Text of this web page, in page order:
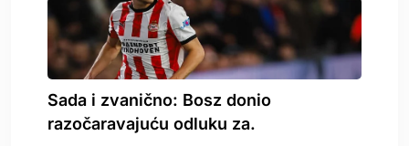
Sada i zvanično: Bosz donio
razočaravajuću odluku za.